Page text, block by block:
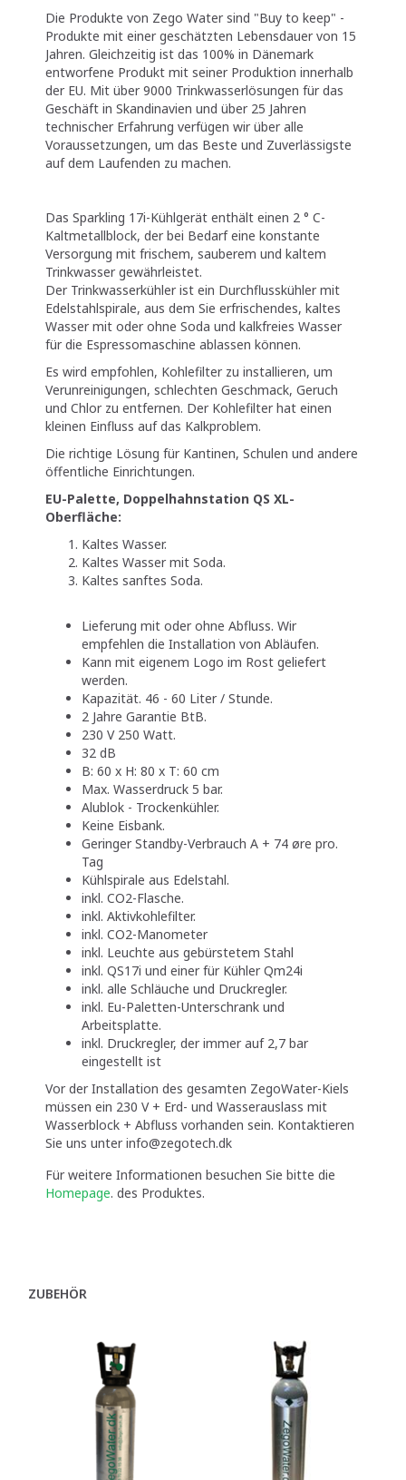
Die Produkte von Zego Water sind "Buy to keep" -
Produkte mit einer geschätzten Lebensdauer von 15
Jahren. Gleichzeitig ist das 100% in Dänemark
entworfene Produkt mit seiner Produktion innerhalb
der EU. Mit über 9000 Trinkwasserlösungen für das
Geschäft in Skandinavien und über 25 Jahren
technischer Erfahrung verfügen wir über alle
Voraussetzungen, um das Beste und Zuverlässigste
auf dem Laufenden zu machen.
Das Sparkling 17i-Kühlgerät enthält einen 2 ° C-
Kaltmetallblock, der bei Bedarf eine konstante
Versorgung mit frischem, sauberem und kaltem
Trinkwasser gewährleistet.
Der Trinkwasserkühler ist ein Durchflusskühler mit
Edelstahlspirale, aus dem Sie erfrischendes, kaltes
Wasser mit oder ohne Soda und kalkfreies Wasser
für die Espressomaschine ablassen können.
Es wird empfohlen, Kohlefilter zu installieren, um
Verunreinigungen, schlechten Geschmack, Geruch
und Chlor zu entfernen. Der Kohlefilter hat einen
kleinen Einfluss auf das Kalkproblem.
Die richtige Lösung für Kantinen, Schulen und andere
öffentliche Einrichtungen.
EU-Palette, Doppelhahnstation QS XL-
Oberfläche:
Kaltes Wasser.
Kaltes Wasser mit Soda.
Kaltes sanftes Soda.
Lieferung mit oder ohne Abfluss. Wir
empfehlen die Installation von Abläufen.
Kann mit eigenem Logo im Rost geliefert
werden.
Kapazität. 46 - 60 Liter / Stunde.
2 Jahre Garantie BtB.
230 V 250 Watt.
32 dB
B: 60 x H: 80 x T: 60 cm
Max. Wasserdruck 5 bar.
Alublok - Trockenkühler.
Keine Eisbank.
Geringer Standby-Verbrauch A + 74 øre pro.
Tag
Kühlspirale aus Edelstahl.
inkl. CO2-Flasche.
inkl. Aktivkohlefilter.
inkl. CO2-Manometer
inkl. Leuchte aus gebürstetem Stahl
inkl. QS17i und einer für Kühler Qm24i
inkl. alle Schläuche und Druckregler.
inkl. Eu-Paletten-Unterschrank und
Arbeitsplatte.
inkl. Druckregler, der immer auf 2,7 bar
eingestellt ist
Vor der Installation des gesamten ZegoWater-Kiels
müssen ein 230 V + Erd- und Wasserauslass mit
Wasserblock + Abfluss vorhanden sein. Kontaktieren
Sie uns unter info@zegotech.dk
Für weitere Informationen besuchen Sie bitte die
Homepage. des Produktes.
ZUBEHÖR